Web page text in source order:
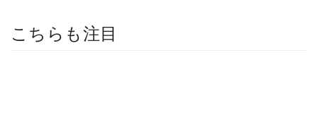
こちらも注目